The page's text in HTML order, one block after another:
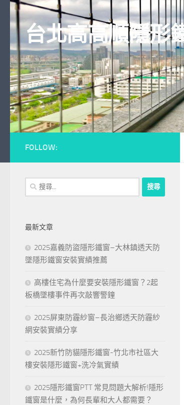
Skip to content
台北高高順隱形
FOLLOW:
搜
尋
字:
最新文章
2025嘉義防盜隱形鐵窗–大林鎮透天防
墜隱形鐵窗安裝實績推薦
高樓住宅為什麼要安裝隱形鐵窗？2起
板橋墜樓事件再次敲響警鐘
2025屏東防霾紗窗–長治鄉透天防霾紗
網安裝實績分享
2025新竹防貓隱形鐵窗-竹北市社區大
樓安裝隱形鐵窗+洗冷氣實績
2025隱形鐵窗PTT 常見問題大解析!隱形
鐵窗是什麼，為何長輩和大人都需要？